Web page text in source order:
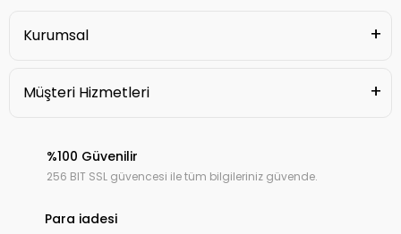
Kurumsal
Müşteri Hizmetleri
%100 Güvenilir
256 BIT SSL güvencesi ile tüm bilgileriniz güvende.
Para iadesi